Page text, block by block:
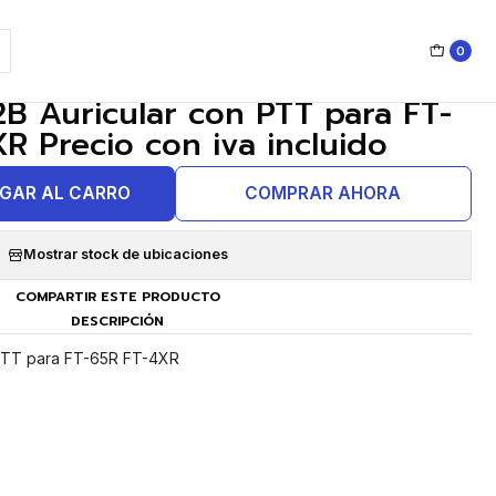
0
Auricular con PTT para FT-
Precio con iva incluido
AL CARRO COMPRAR AHORA
Mostrar stock de ubicaciones
COMPARTIR ESTE PRODUCTO
DESCRIPCIÓN
para FT-65R FT-4XR